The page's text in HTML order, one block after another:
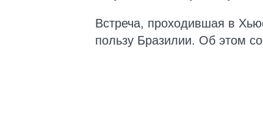
Встреча, проходившая в
пользу Бразилии. Об этом